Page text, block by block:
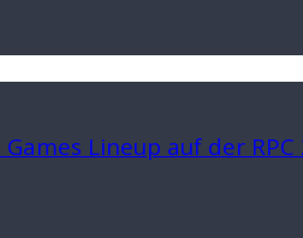
Games Lineup auf der RPC